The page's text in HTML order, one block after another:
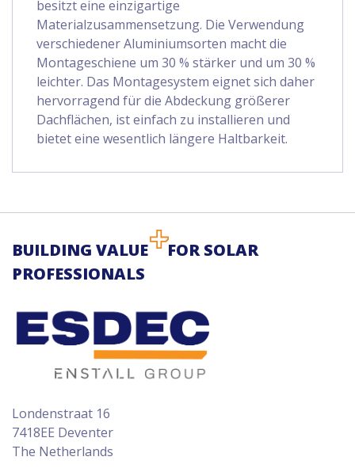
besitzt eine einzigartige
Materialzusammensetzung. Die Verwendung
verschiedener Aluminiumsorten macht die
Montageschiene um 30 % stärker und um 30 %
leichter. Das Montagesystem eignet sich daher
hervorragend für die Abdeckung größerer
Dachflächen, ist einfach zu installieren und
bietet eine wesentlich längere Haltbarkeit.
BUILDING VALUE
FOR SOLAR
PROFESSIONALS
Londenstraat 16
7418EE Deventer
The Netherlands